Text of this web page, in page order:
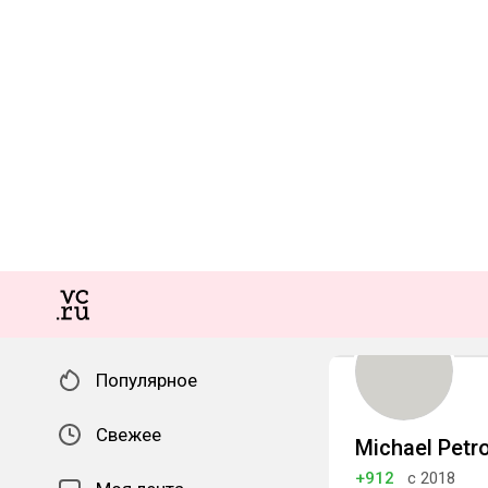
Популярное
Свежее Michael
+912 с 2018